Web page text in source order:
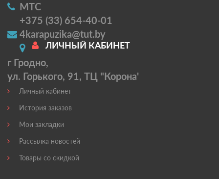
МТС
+375 (33) 654-40-01
4karapuzika@tut.by
г Гродно,
ул. Горького, 91, ТЦ "Корона'
ЛИЧНЫЙ КАБИНЕТ
Личный кабинет
История заказов
Мои закладки
Рассылка новостей
Товары со скидкой